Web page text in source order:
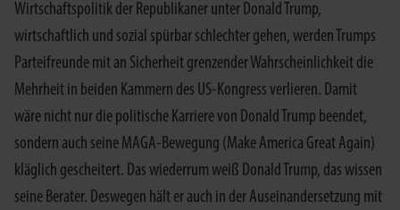
Wirtschaftspolitik der Republikaner unter Donald Trump,
wirtschaftlich und sozial spürbar schlechter gehen, werden Trumps
Parteifreunde mit an Sicherheit grenzender Wahrscheinlichkeit die
Mehrheit in beiden Kammern des US-Kongress verlieren. Damit
wäre nicht nur die politische Karriere von Donald Trump beendet,
sondern auch seine MAGA-Bewegung (Make America Great Again)
kläglich gescheitert. Das wiederrum weiß Donald Trump, das wissen
seine Berater. Deswegen hält er auch in der Auseinandersetzung mit